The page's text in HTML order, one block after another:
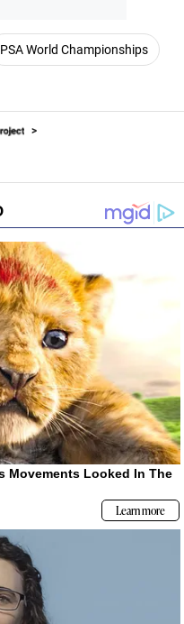
PSA World Championships